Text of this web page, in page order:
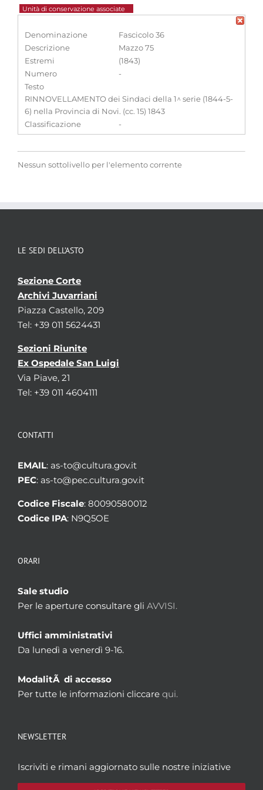
Unità di conservazione associate
Denominazione
Fascicolo 36
Descrizione
Mazzo 75
Estremi
(1843)
Numero
-
Testo
RINNOVELLAMENTO dei Sindaci della 1^ serie (1844-5-
6) nella Provincia di Novi. (cc. 15) 1843
Classificazione
-
Nessun sottolivello per l'elemento corrente
LE SEDI DELL’ASTO
Sezione Corte
Archivi Juvarriani
Piazza Castello, 209
Tel: +39 011 5624431
Sezioni Riunite
Ex Ospedale San Luigi
Via Piave, 21
Tel: +39 011 4604111
CONTATTI
EMAIL: as-to@cultura.gov.it
PEC: as-to@pec.cultura.gov.it
Codice Fiscale: 80090580012
Codice IPA: N9Q5OE
ORARI
Sale studio
Per le aperture consultare gli AVVISI.
Uffici amministrativi
Da lunedì a venerdì 9-16.
ModalitÃ di accesso
Per tutte le informazioni cliccare qui.
NEWSLETTER
Iscriviti e rimani aggiornato sulle nostre iniziative